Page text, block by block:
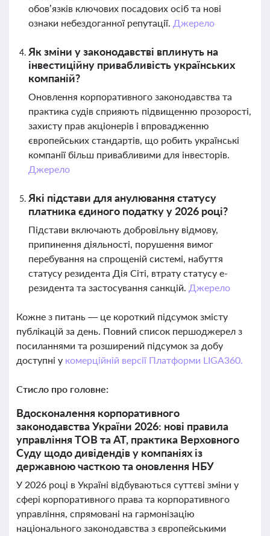
обов’язків ключових посадових осіб та нові
ознаки небездоганної репутації. Джерело
Як зміни у законодавстві вплинуть на
інвестиційну привабливість українських
компаній?
Оновлення корпоративного законодавства та
практика судів сприяють підвищенню прозорості,
захисту прав акціонерів і впровадженню
європейських стандартів, що робить українські
компанії більш привабливими для інвесторів.
Джерело
Які підстави для анулювання статусу
платника єдиного податку у 2026 році?
Підстави включають добровільну відмову,
припинення діяльності, порушення вимог
перебування на спрощеній системі, набуття
статусу резидента Дія Сіті, втрату статусу е-
резидента та застосування санкцій. Джерело
Кожне з питань — це короткий підсумок змісту
публікацій за день. Повний список першоджерел з
посиланнями та розширений підсумок за добу
доступні у комерційній версії Платформи LIGA360.
Стисло про головне:
Вдосконалення корпоративного
законодавства України 2026: нові правила
управління ТОВ та АТ, практика Верховного
Суду щодо дивідендів у компаніях із
державною часткою та оновлення НБУ
У 2026 році в Україні відбуваються суттєві зміни у
сфері корпоративного права та корпоративного
управління, спрямовані на гармонізацію
національного законодавства з європейськими